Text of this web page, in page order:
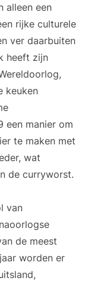
alleen een
rijke culturele
ver daarbuiten
heeft zijn
keuken
een manier om
te maken met
wat
de curryworst.
van
de meest
worden er